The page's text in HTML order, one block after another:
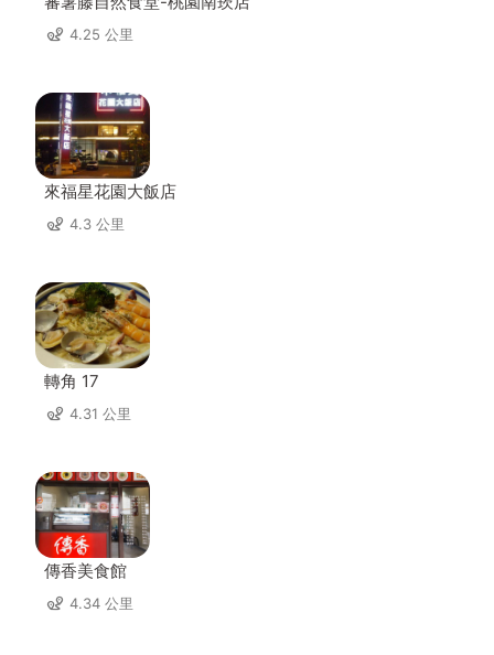
4.25 公里
來福星花園大飯店
4.3 公里
轉角 17
4.31 公里
傳香美食館
4.34 公里